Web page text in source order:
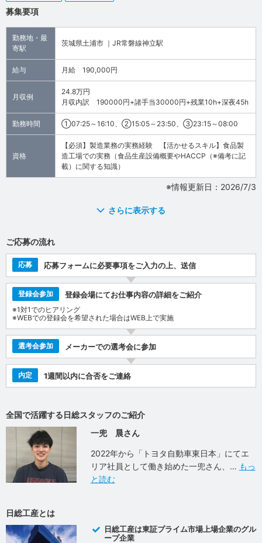
募集要項
勤務地・最
寄駅
茨城県土浦市 ｜JR常磐線神立駅
給与 月給 190,000円
月収例
24.8万円
月収内訳 190000円+諸手当30000円+残業10h+深夜45h
勤務時間 ①07:25～16:10、②15:05～23:50、③23:15～08:00
資格
【必須】製造業務の実務経験 【活かせるスキル】食品製
造工場での実務（食品生産設備概要やHACCP（※備考に記
載）に関する知識）
※情報更新日：2026/7/3
さらに表示する
ご応募の流れ
応募 応募フォームに必要事項をご入力の上、送信
登録会参加 登録会場にてお仕事内容の詳細をご紹介
※1対1でのヒアリング
※WEBでの登録会を希望された場合はWEB上で実施
選考会参加 メーカーでの選考会に参加
内定 1週間以内に合否をご連絡
全国で活躍する日総スタッフのご紹介
一兜 晨さん
2022年から「トヨタ自動車東日本」にてエ
リア社員として働き始めた一兜さん、
もっ
と読む
日総工産とは
日総工産は東証プライム市場上場企業のグル
ープ企業